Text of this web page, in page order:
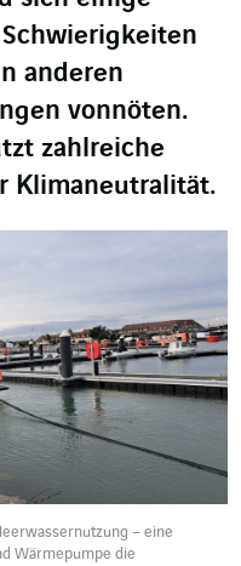
anderen
vonnöten.
zahlreiche
Klimaneutralität.
– eine
Wärmepumpe die